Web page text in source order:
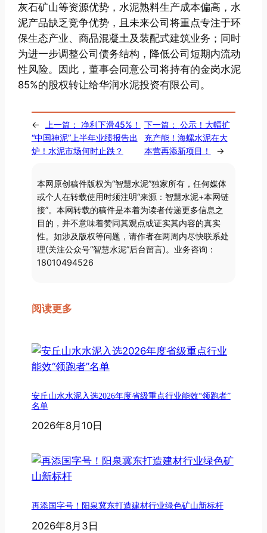
灰石矿山等资源优势，水泥熟料生产成本偏高，水
泥产品缺乏竞争优势，且未来公司将重点专注于环
保生态产业、商品混凝土及装配式建筑业务；同时
为进一步调整公司债务结构，降低公司短期内流动
性风险。因此，董事会同意公司将持有的金岗水泥
85%的股权转让给华润水泥投资有限公司。
← 上一篇： 净利下滑45%！
“中国神泥”上半年业绩报告出
炉！水泥市场何时止跌？
下一篇： 公示！大幅扩
充产能！海螺水泥在大
本营再添新项目！
→
本网原创稿件版权为“智慧水泥”独家所有，任何媒体
或个人在转载使用时须注明“来源：智慧水泥+本网链
接”。本网转载的稿件是本着为读者传递更多信息之
目的，并不意味着赞同其观点或证实其内容的真实
性。如涉及版权等问题，请作者在两周内尽快联系处
理(关注公众号“智慧水泥”后台留言)。业务咨询：
18010494526
阅读更多
安丘山水水泥入选2026年度省级重点行业能效“领跑者”
名单
2026年8月10日
再添国字号！阳泉冀东打造建材行业绿色矿山新标杆
2026年8月3日